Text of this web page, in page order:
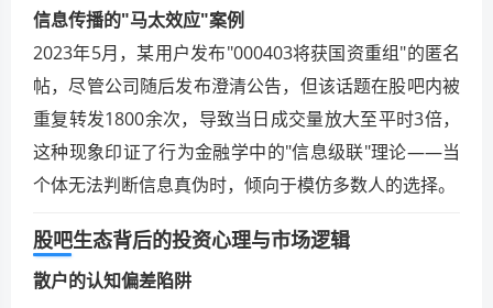
信息传播的"马太效应"案例
2023年5月，某用户发布"000403将获国资重组"的匿名
帖，尽管公司随后发布澄清公告，但该话题在股吧内被
重复转发1800余次，导致当日成交量放大至平时3倍，
这种现象印证了行为金融学中的"信息级联"理论——当
个体无法判断信息真伪时，倾向于模仿多数人的选择。
股吧生态背后的投资心理与市场逻辑
散户的认知偏差陷阱